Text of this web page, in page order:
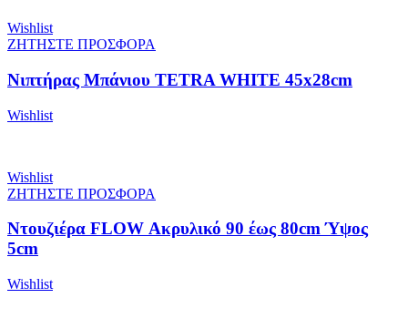
Wishlist
ΖΗΤΗΣΤΕ ΠΡΟΣΦΟΡΑ
Νιπτήρας Μπάνιου TETRA WHITE 45x28cm
Wishlist
Wishlist
ΖΗΤΗΣΤΕ ΠΡΟΣΦΟΡΑ
Ντουζιέρα FLOW Ακρυλικό 90 έως 80cm Ύψος
5cm
Wishlist